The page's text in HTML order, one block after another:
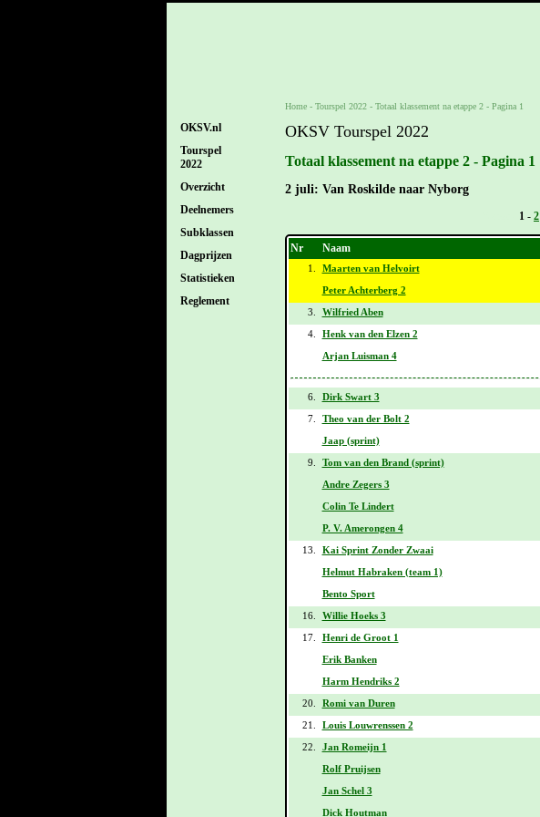
OKSV.nl
Tourspel
2022
Overzicht
Deelnemers
Subklassen
Dagprijzen
Statistieken
Reglement
Home- Tourspel 2022- Totaal klassement na etappe 2 - Pagina 1
OKSV Tourspel 2022
Totaal klassement na etappe 2 - Pagina 1
2 juli: Van Roskilde naar Nyborg
1 - 2
Nr Naam
1. Maarten van Helvoirt
Peter Achterberg 2
3.
Wilfried Aben
4.
Henk van den Elzen 2
Arjan Luisman 4
6. Dirk Swart 3
7.
Theo van der Bolt 2
Jaap (sprint)
9.
Tom van den Brand (sprint)
Andre Zegers 3
Colin Te Lindert
P. V. Amerongen 4
13.
Kai Sprint Zonder Zwaai
Helmut Habraken (team 1)
Bento Sport
16.
Willie Hoeks 3
17.
Henri de Groot 1
Erik Banken
Harm Hendriks 2
20.
Romi van Duren
21.
Louis Louwrenssen 2
22.
Jan Romeijn 1
Rolf Pruijsen
Jan Schel 3
Dick Houtman